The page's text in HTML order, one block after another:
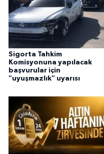
Sigorta Tahkim
Komisyonuna yapılacak
başvurular için
"uyuşmazlık" uyarısı